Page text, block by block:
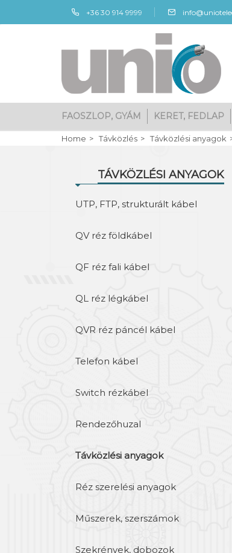
+36 30 914 9999
FAOSZLOP, GYÁM KERET, FEDLAP
Home Távközlés Távközlési anyagok
TÁVKÖZLÉSI ANYAGOK
UTP, FTP, strukturált kábel
QV réz földkábel
QF réz fali kábel
QL réz légkábel
QVR réz páncél kábel
Telefon kábel
Switch rézkábel
Rendezőhuzal
Távközlési anyagok
Réz szerelési anyagok
Műszerek, szerszámok
Szekrények, dobozok